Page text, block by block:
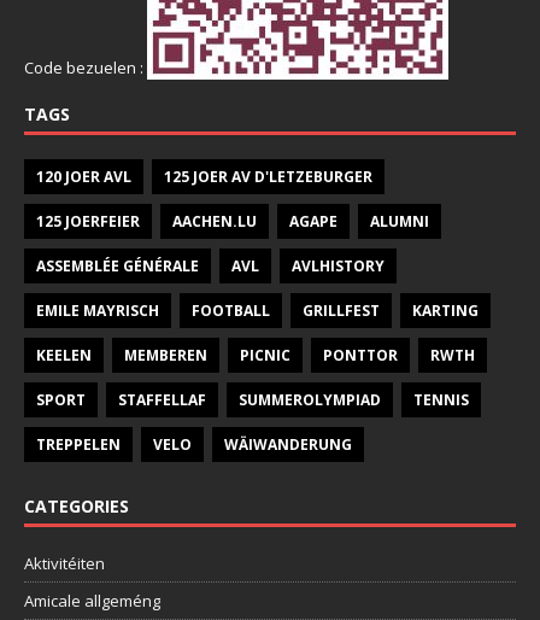
Code bezuelen :
TAGS
120 JOER AVL 125 JOER AV D'LETZEBURGER
125 JOERFEIER AACHEN.LU AGAPE ALUMNI
ASSEMBLÉE GÉNÉRALE AVL AVLHISTORY
EMILE MAYRISCH FOOTBALL GRILLFEST KARTING
KEELEN MEMBEREN PICNIC PONTTOR RWTH
SPORT STAFFELLAF SUMMEROLYMPIAD TENNIS
TREPPELEN VELO WÄIWANDERUNG
CATEGORIES
Aktivitéiten
Amicale allgeméng